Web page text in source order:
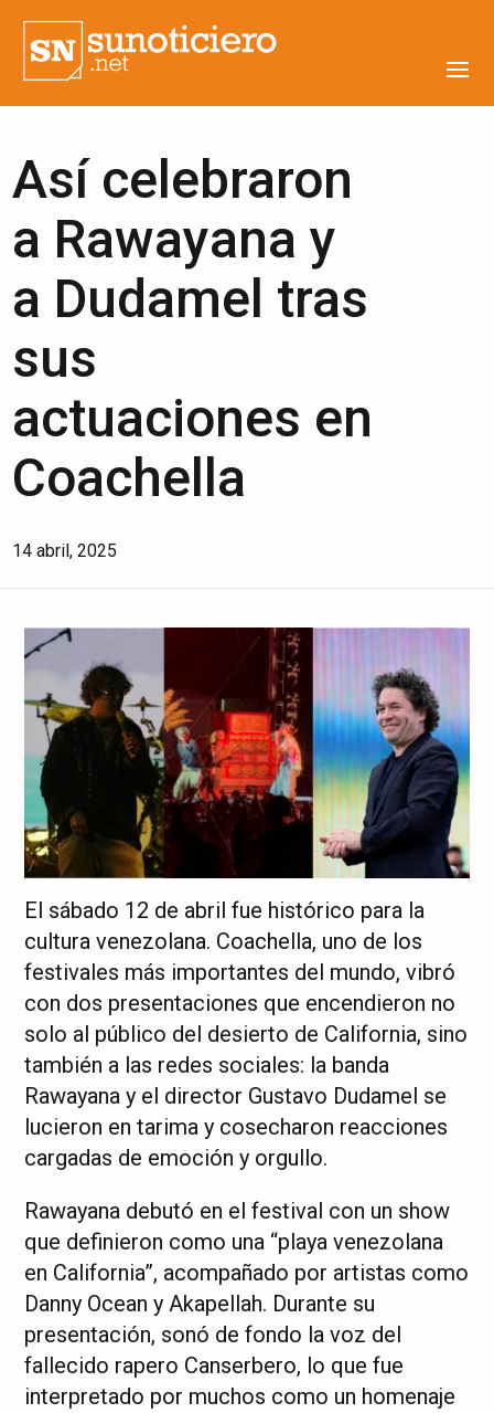
Así celebraron
a Rawayana y
a Dudamel tras
sus
actuaciones en
Coachella
14 abril, 2025
El sábado 12 de abril fue histórico para la
cultura venezolana. Coachella, uno de los
festivales más importantes del mundo, vibró
con dos presentaciones que encendieron no
solo al público del desierto de California, sino
también a las redes sociales: la banda
Rawayana y el director Gustavo Dudamel se
lucieron en tarima y cosecharon reacciones
cargadas de emoción y orgullo.
Rawayana debutó en el festival con un show
que definieron como una “playa venezolana
en California”, acompañado por artistas como
Danny Ocean y Akapellah. Durante su
presentación, sonó de fondo la voz del
fallecido rapero Canserbero, lo que fue
interpretado por muchos como un homenaje